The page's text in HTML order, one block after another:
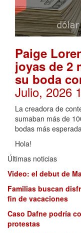
Paige
joyas de 2
su boda
Julio, 2026
La creadora de
sumaban más de
bodas más
Hola!
Últimas noticias
Video: el debut de
Familias buscan
fin de vacaciones
Caso Dafne podría
protestas